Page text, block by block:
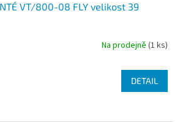
VT/800-08 FLY velikost 39
Na prodejně (1 ks)
DETAIL